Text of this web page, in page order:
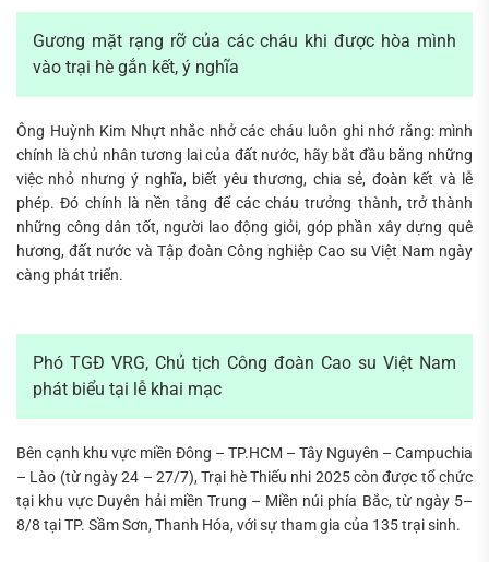
Gương mặt rạng rỡ của các cháu khi được hòa mình
vào trại hè gắn kết, ý nghĩa
Ông Huỳnh Kim Nhựt nhắc nhở các cháu luôn ghi nhớ rằng: mình
chính là chủ nhân tương lai của đất nước, hãy bắt đầu bằng những
việc nhỏ nhưng ý nghĩa, biết yêu thương, chia sẻ, đoàn kết và lễ
phép. Đó chính là nền tảng để các cháu trưởng thành, trở thành
những công dân tốt, người lao động giỏi, góp phần xây dựng quê
hương, đất nước và Tập đoàn Công nghiệp Cao su Việt Nam ngày
càng phát triển.
Phó TGĐ VRG, Chủ tịch Công đoàn Cao su Việt Nam
phát biểu tại lễ khai mạc
Bên cạnh khu vực miền Đông – TP.HCM – Tây Nguyên – Campuchia
– Lào (từ ngày 24 – 27/7), Trại hè Thiếu nhi 2025 còn được tổ chức
tại khu vực Duyên hải miền Trung – Miền núi phía Bắc, từ ngày 5–
8/8 tại TP. Sầm Sơn, Thanh Hóa, với sự tham gia của 135 trại sinh.